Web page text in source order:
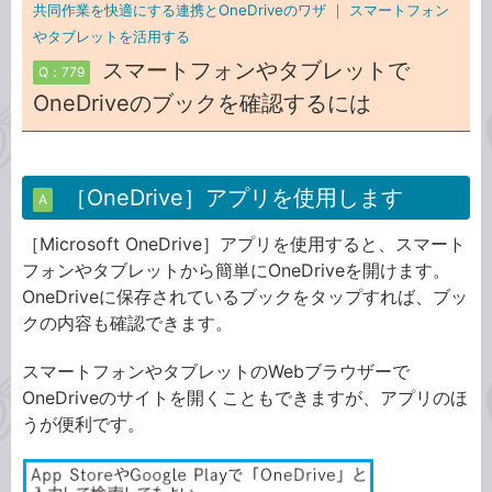
共同作業を快適にする連携とOneDriveのワザ ｜
スマートフォン
やタブレットを活用する
Q：779
スマートフォンやタブレットで
OneDriveのブックを確認するには
A ［OneDrive］アプリを使用します
［Microsoft OneDrive］アプリを使用すると、スマート
フォンやタブレットから簡単にOneDriveを開けます。
OneDriveに保存されているブックをタップすれば、ブッ
クの内容も確認できます。
スマートフォンやタブレットのWebブラウザーで
OneDriveのサイトを開くこともできますが、アプリのほ
うが便利です。